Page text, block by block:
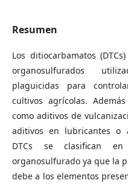
Resumen
Los ditiocarbamatos
organosulfurados
plaguicidas para
cultivos agrícolas.
como aditivos de
aditivos en lubricantes o
DTCs se clasifican
organosulfurado ya que la
debe a los elementos